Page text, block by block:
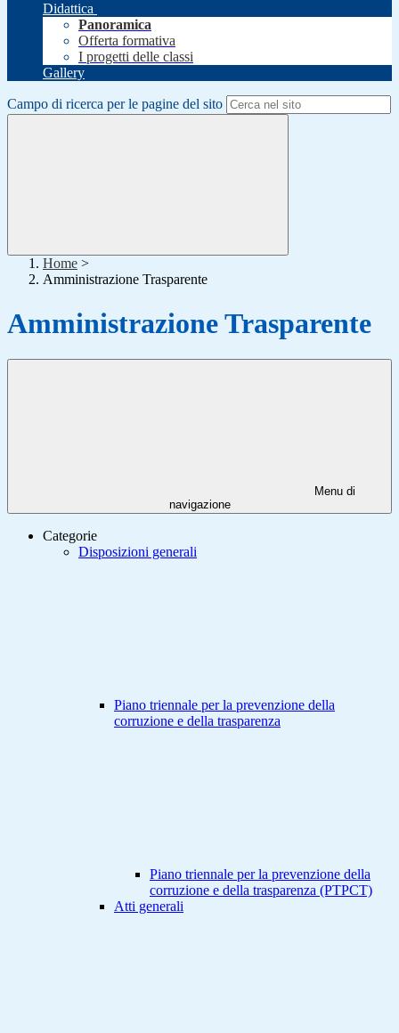
Didattica
Panoramica
Offerta formativa
I progetti delle classi
Gallery
Campo di ricerca per le pagine del sito
Home >
Amministrazione Trasparente
Amministrazione Trasparente
Menu di
navigazione
Categorie
Disposizioni generali
Piano triennale per la prevenzione della
corruzione e della trasparenza
Piano triennale per la prevenzione della
corruzione e della trasparenza (PTPCT)
Atti generali